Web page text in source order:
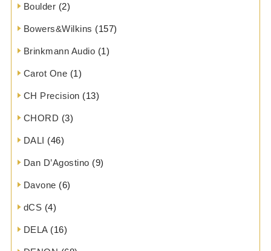
Boulder (2)
Bowers&Wilkins (157)
Brinkmann Audio (1)
Carot One (1)
CH Precision (13)
CHORD (3)
DALI (46)
Dan D’Agostino (9)
Davone (6)
dCS (4)
DELA(16)